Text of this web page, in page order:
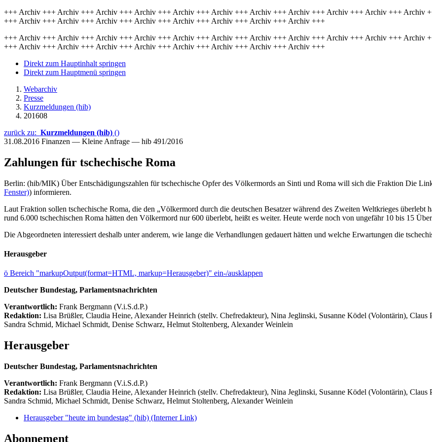
+++ Archiv +++ Archiv +++ Archiv +++ Archiv +++ Archiv +++ Archiv +++ Archiv +++ Archiv +++ Archiv +++ Archiv +++
+++ Archiv +++ Archiv +++ Archiv +++ Archiv +++ Archiv +++ Archiv +++ Archiv +++ Archiv +++
+++ Archiv +++ Archiv +++ Archiv +++ Archiv +++ Archiv +++ Archiv +++ Archiv +++ Archiv +++ Archiv +++ Archiv +++
+++ Archiv +++ Archiv +++ Archiv +++ Archiv +++ Archiv +++ Archiv +++ Archiv +++ Archiv +++
Direkt zum Hauptinhalt springen
Direkt zum Hauptmenü springen
Webarchiv
Presse
Kurzmeldungen (hib)
201608
zurück zu: Kurzmeldungen (hib) ()
31.08.2016 Finanzen — Kleine Anfrage — hib 491/2016
Zahlungen für tschechische Roma
Berlin: (hib/MIK) Über Entschädigungszahlen für tschechische Opfer des Völkermords an Sinti und Roma will sich die Fraktion Die
Fenster)) informieren.
Laut Fraktion sollen tschechische Roma, die den „Völkermord durch die deutschen Besatzer während des Zweiten Weltkrieges überlebt
rund 6.000 tschechischen Roma hätten den Völkermord nur 600 überlebt, heißt es weiter. Heute werde noch von ungefähr 10 bis 15
Die Abgeordneten interessiert deshalb unter anderem, wie lange die Verhandlungen gedauert hätten und welche Erwartungen die
Herausgeber
ö Bereich "markupOutput(format=HTML, markup=Herausgeber)" ein-/ausklappen
Deutscher Bundestag, Parlamentsnachrichten
Verantwortlich: Frank Bergmann (V.i.S.d.P.)
Redaktion: Lisa Brüßler, Claudia Heine, Alexander Heinrich (stellv. Chefredakteur), Nina Jeglinski, Susanne Ködel (Volontärin), Claus
Sandra Schmid, Michael Schmidt, Denise Schwarz, Helmut Stoltenberg, Alexander Weinlein
Herausgeber
Deutscher Bundestag, Parlamentsnachrichten
Verantwortlich: Frank Bergmann (V.i.S.d.P.)
Redaktion: Lisa Brüßler, Claudia Heine, Alexander Heinrich (stellv. Chefredakteur), Nina Jeglinski, Susanne Ködel (Volontärin), Claus
Sandra Schmid, Michael Schmidt, Denise Schwarz, Helmut Stoltenberg, Alexander Weinlein
Herausgeber "heute im bundestag" (hib) (Interner Link)
Abonnement